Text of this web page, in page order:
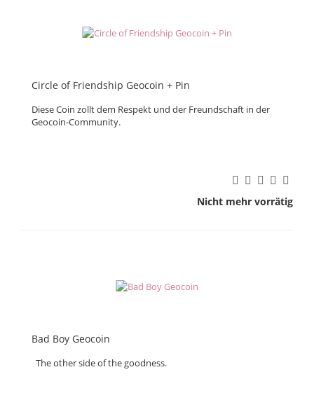
Circle of Friendship Geocoin + Pin
Diese Coin zollt dem Respekt und der Freundschaft in der
Geocoin-Community.
Nicht mehr vorrätig
Bad Boy Geocoin
The other side of the goodness.